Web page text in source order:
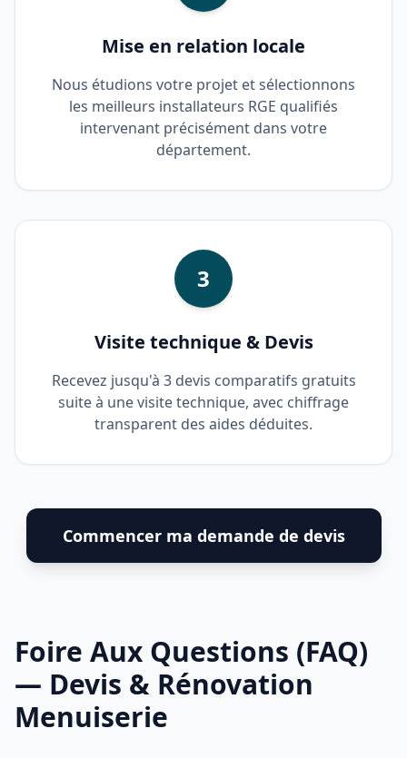
Mise en relation locale
Nous étudions votre projet et sélectionnons
les meilleurs installateurs RGE qualifiés
intervenant précisément dans votre
département.
3
Visite technique & Devis
Recevez jusqu'à 3 devis comparatifs gratuits
suite à une visite technique, avec chiffrage
transparent des aides déduites.
Commencer ma demande de devis
Foire Aux Questions (FAQ)
— Devis & Rénovation
Menuiserie